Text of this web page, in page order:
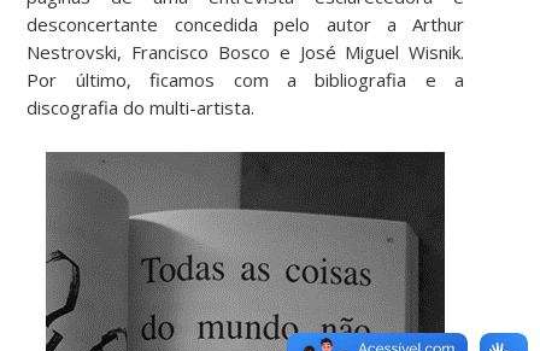
desconcertante concedida pelo autor a Arthur
Nestrovski, Francisco Bosco e José Miguel Wisnik.
Por último, ficamos com a bibliografia e a
discografia do multi-artista.